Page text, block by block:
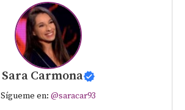
Sara Carmona
Sígueme en: @saracar93